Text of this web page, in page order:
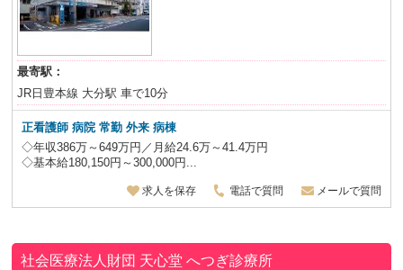
最寄駅：
JR日豊本線 大分駅 車で10分
正看護師 病院 常勤 外来 病棟
◇年収386万～649万円／月給24.6万～41.4万円
◇基本給180,150円～300,000円...
求人を保存 電話で質問 メールで質問
社会医療法人財団 天心堂へつぎ診療所